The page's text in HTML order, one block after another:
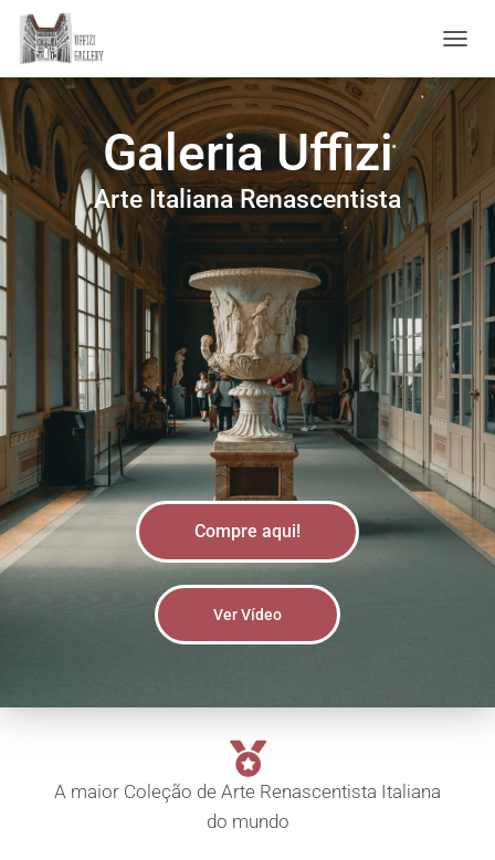
L
T
R
A
G
A
Ç
Ã
O
Galeria Uffizi
Arte Italiana Renascentista
Compre aqui!
Ver Vídeo
A maior Coleção de Arte Renascentista Italiana
do mundo